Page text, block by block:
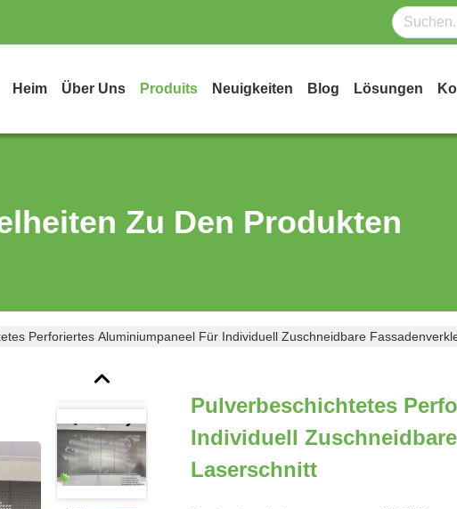
Heim Über Uns Produits Neuigkeiten Blog Lösungen
Zu Den Produkten
Perforiertes Aluminiumpaneel Für Individuell Zuschneidbare
Pulverbeschichtetes
Individuell
Laserschnitt